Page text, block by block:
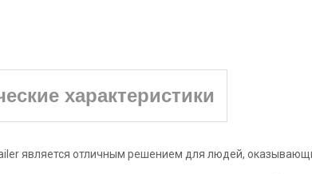
характеристики
является отличным решением для людей,